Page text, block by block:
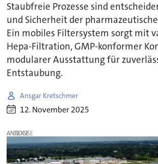
Staubfreie Prozesse sind
und Sicherheit der
Ein mobiles Filtersystem sorgt mit
Hepa-Filtration, GMP-konformer
modularer Ausstattung für
Entstaubung.
Ansgar Kretschmer
12. November 2025
ANZEIGE